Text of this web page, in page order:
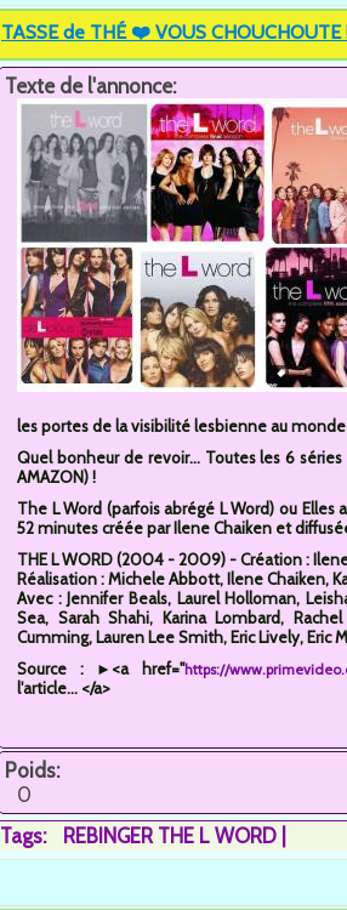
TASSE de THÉ ❤️ VOUS CHOUCHOUTE
Texte de l'annonce:
les portes de la visibilité lesbienne au monde
Quel bonheur de revoir... Toutes les 6
AMAZON) !
The L Word (parfois abrégé L Word) ou
52 minutes créée par Ilene Chaiken et
THE L WORD (2004 - 2009) - Création :
Réalisation : Michele Abbott, Ilene Chaiken,
Avec : Jennifer Beals, Laurel Holloman,
Sea, Sarah Shahi, Karina Lombard,
Cumming, Lauren Lee Smith, Eric Lively, Eric
Source : ►<a href="https://
l'article... </a>
Poids:
0
Tags:
REBINGER THE L WORD